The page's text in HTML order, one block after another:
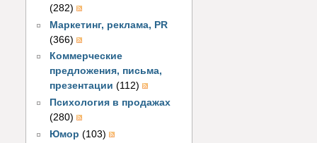
(282)
Маркетинг, реклама, PR
(366)
Коммерческие
предложения, письма,
презентации (112)
Психология в продажах
(280)
Юмор (103)